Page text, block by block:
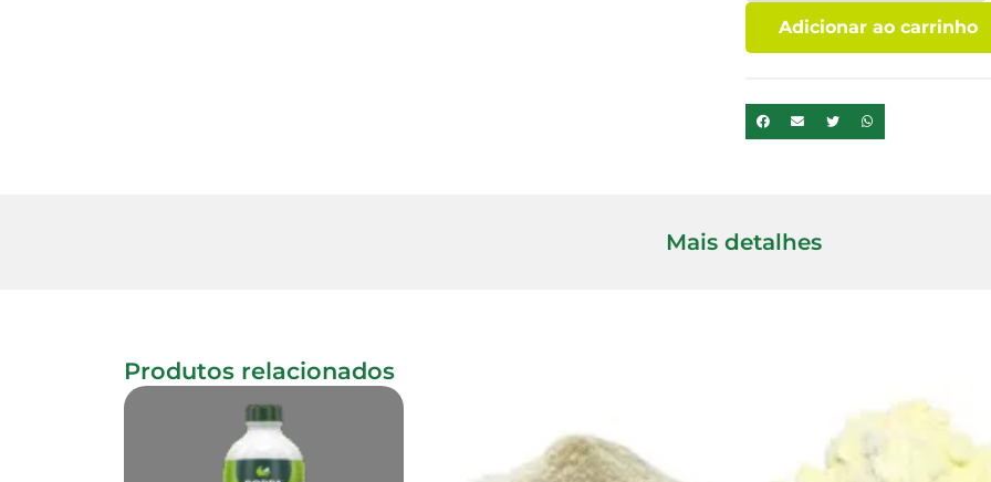
CAJU
CASTANHA
1
Adicionar ao carrinho
Mais detalhes
Produtos relacionados